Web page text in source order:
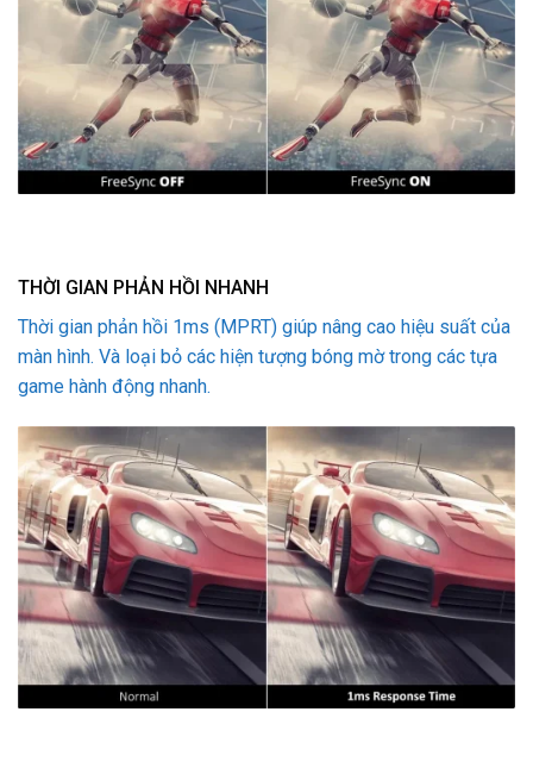
THỜI GIAN PHẢN HỒI NHANH
Thời gian phản hồi 1ms (MPRT) giúp nâng cao hiệu suất của
màn hình. Và loại bỏ các hiện tượng bóng mờ trong các tựa
game hành động nhanh.